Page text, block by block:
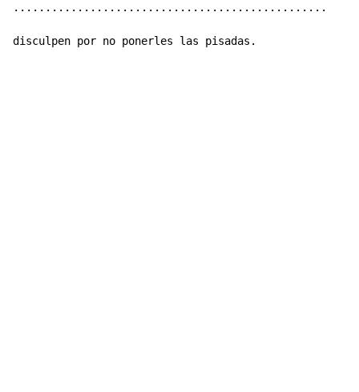
.................................................
disculpen por no ponerles las pisadas.